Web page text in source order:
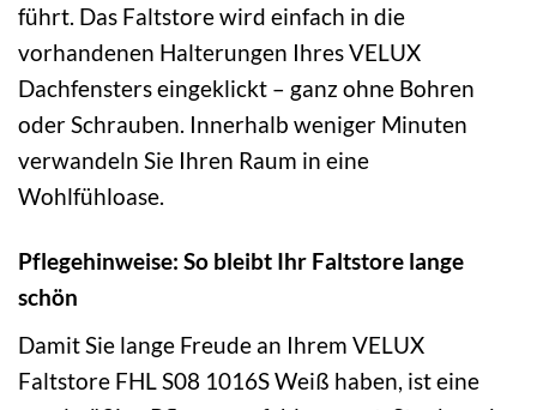
führt. Das Faltstore wird einfach in die
vorhandenen Halterungen Ihres VELUX
Dachfensters eingeklickt – ganz ohne Bohren
oder Schrauben. Innerhalb weniger Minuten
verwandeln Sie Ihren Raum in eine
Wohlfühloase.
Pflegehinweise: So bleibt Ihr Faltstore lange
schön
Damit Sie lange Freude an Ihrem VELUX
Faltstore FHL S08 1016S Weiß haben, ist eine